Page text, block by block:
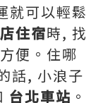
就可以輕鬆
住宿時, 找
便。住哪
話, 小浪子
台北車站 。